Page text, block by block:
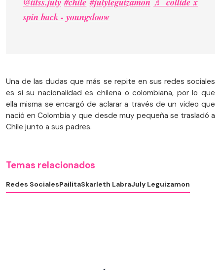
spin back - youngsloow
Una de las dudas que más se repite en sus redes sociales
es si su nacionalidad es chilena o colombiana, por lo que
ella misma se encargó de aclarar a través de un video que
nació en Colombia y que desde muy pequeña se trasladó a
Chile junto a sus padres.
Temas relacionados
Redes SocialesPailitaSkarleth LabraJuly Leguizamon